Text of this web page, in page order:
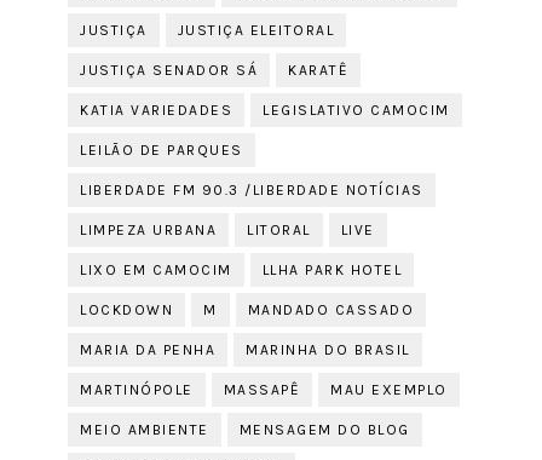
JUSTIÇA JUSTIÇA ELEITORAL
JUSTIÇA SENADOR SÁ KARATÊ
KATIA VARIEDADES LEGISLATIVO CAMOCIM
LEILÃO DE PARQUES
LIBERDADE FM 90.3 /LIBERDADE NOTÍCIAS
LIMPEZA URBANA LITORAL LIVE
LIXO EM CAMOCIM LLHA PARK HOTEL
LOCKDOWN M MANDADO CASSADO
MARIA DA PENHA MARINHA DO BRASIL
MARTINÓPOLE MASSAPÊ MAU EXEMPLO
MEIO AMBIENTE MENSAGEM DO BLOG